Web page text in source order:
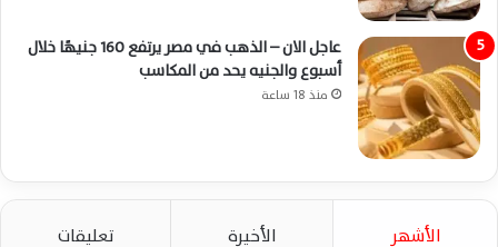
عاجل الان – الذهب في مصر يرتفع 160 جنيهًا خلال
أسبوع والجنيه يحد من المكاسب
منذ 18 ساعة
الأشهر الأخيرة تعليقات